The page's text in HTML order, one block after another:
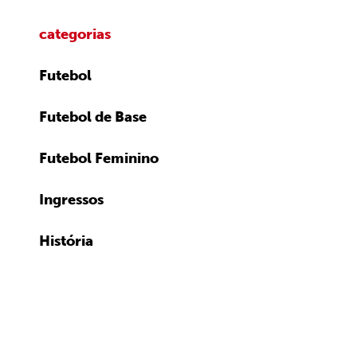
categorias
Futebol
Futebol de Base
Futebol Feminino
Ingressos
História